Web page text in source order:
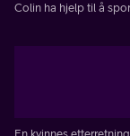
Colin ha hjelp til å